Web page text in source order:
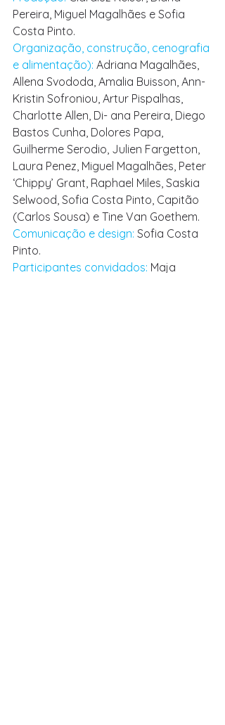
Pereira, Miguel Magalhães e Sofia
Costa Pinto.
Organização, construção, cenografia
e alimentação): Adriana Magalhães,
Allena Svododa, Amalia Buisson, Ann-
Kristin Sofroniou, Artur Pispalhas,
Charlotte Allen, Di- ana Pereira, Diego
Bastos Cunha, Dolores Papa,
Guilherme Serodio, Julien Fargetton,
Laura Penez, Miguel Magalhães, Peter
‘Chippy’ Grant, Raphael Miles, Saskia
Selwood, Sofia Costa Pinto, Capitão
(Carlos Sousa) e Tine Van Goethem.
Comunicação e design: Sofia Costa
Pinto.
Participantes convidados: Maja